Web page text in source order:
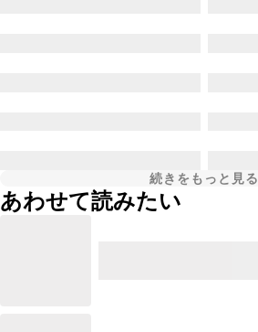
続きをもっと見る
あわせて読みたい